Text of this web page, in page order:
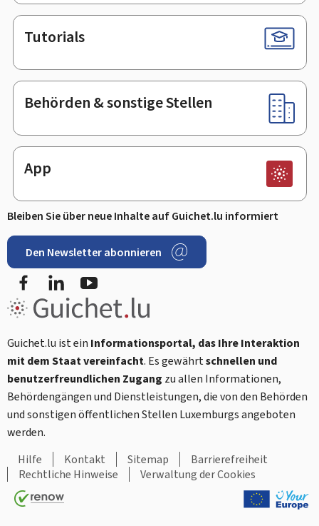
Tutorials
Behörden & sonstige Stellen
App
Bleiben Sie über neue Inhalte auf Guichet.lu informiert
Den Newsletter abonnieren
FacebookLinkedIn
Guichet.lu ist ein Informationsportal, das Ihre Interaktion
mit dem Staat vereinfacht. Es gewährtschnellen und
benutzerfreundlichen Zugang zu allen Informationen,
Behördengängen und Dienstleistungen, die von den Behörden
und sonstigen öffentlichen Stellen Luxemburgs angeboten
werden.
Hilfe
Kontakt Sitemap
Barrierefreiheit
Rechtliche Hinweise
Verwaltung der Cookies